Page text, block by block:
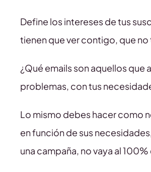
Define los intereses de tus
tienen que ver contigo, que
¿Qué emails son aquellos que
problemas, con tus
Lo mismo debes hacer como
en función de sus
una campaña, no vaya al